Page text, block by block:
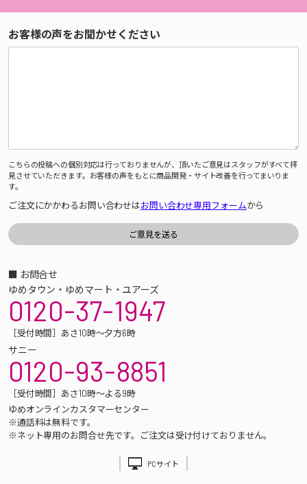
お客様の声をお聞かせください
こちらの投稿への個別対応は行っておりませんが、頂いたご意見はスタッフがすべて拝
見させていただきます。お客様の声をもとに商品開発・サイト改善を行ってまいりま
す。
ご注文にかかわるお問い合わせはお問い合わせ専用フォームから
■ お問合せ
ゆめタウン・ゆめマート・ユアーズ
0120-37-1947
［受付時間］あさ10時～夕方6時
サニー
0120-93-8851
［受付時間］あさ10時～よる9時
ゆめオンラインカスタマーセンター
※通話料は無料です。
※ネット専用のお問合せ先です。ご注文は受け付けておりません。
PCサイト